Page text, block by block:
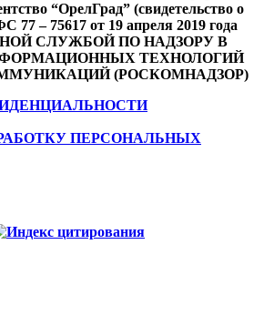
“ОрелГрад” (свидетельство о
– 75617 от 19 апреля 2019 года
СЛУЖБОЙ ПО НАДЗОРУ В
ТЕХНОЛОГИЙ
(РОСКОМНАДЗОР)
ПЕРСОНАЛЬНЫХ